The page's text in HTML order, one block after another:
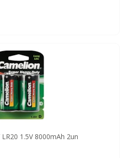
1.5V 8000mAh 2un